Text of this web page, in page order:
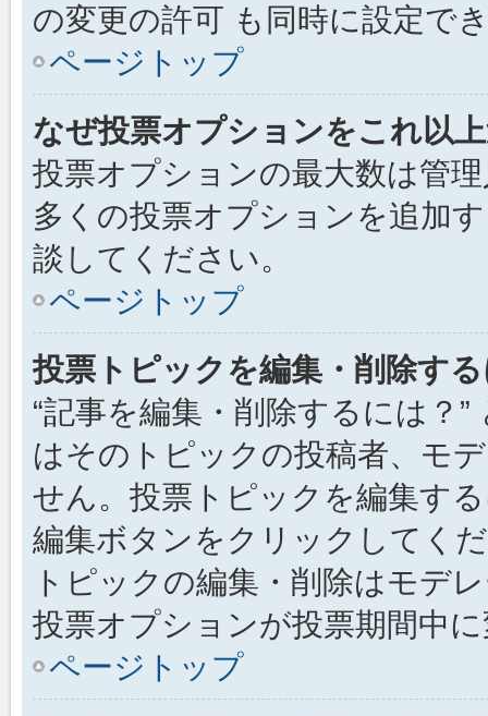
の変更の許可 も同時に設定で
ページトップ
なぜ投票オプションをこれ以
投票オプションの最大数は管
多くの投票オプションを追加
談してください。
ページトップ
投票トピックを編集・削除す
“記事を編集・削除するには？
はそのトピックの投稿者、モ
せん。投票トピックを編集す
編集ボタンをクリックしてく
トピックの編集・削除はモデ
投票オプションが投票期間中
ページトップ